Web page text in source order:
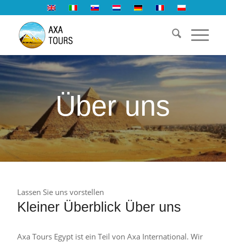
Über uns
Lassen Sie uns vorstellen
Kleiner Überblick Über uns
Axa Tours Egypt ist ein Teil von Axa International. Wir